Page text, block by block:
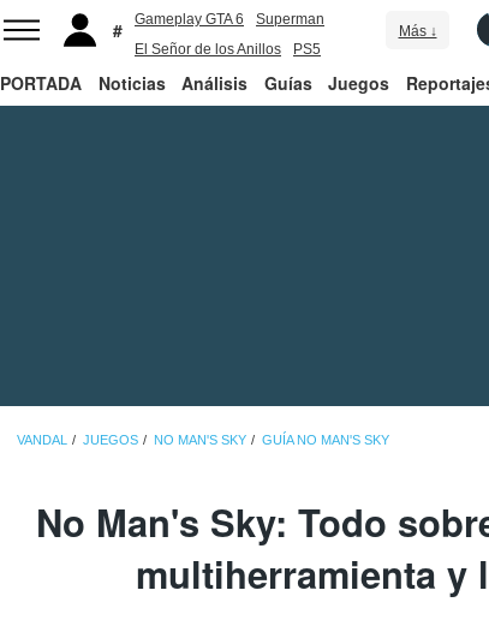
Gameplay GTA 6
Superman
El Señor de los Anillos
PS5
Más ↓
PORTADA Noticias Análisis Guías Juegos
VANDAL JUEGOS NO MAN'S SKY GUÍA NO MAN'S SKY
No Man's Sky: Todo
multiherramienta y